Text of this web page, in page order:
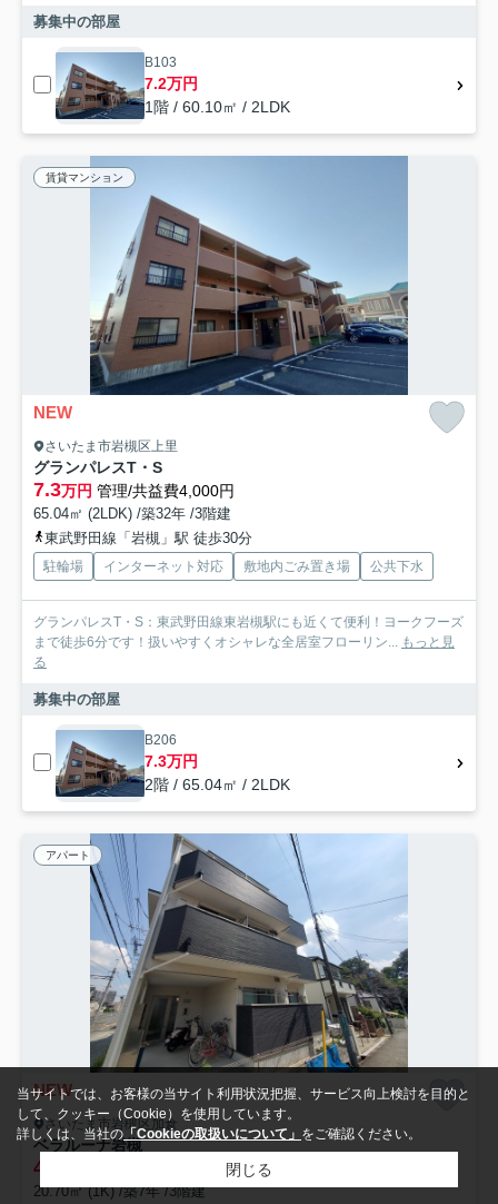
募集中の部屋
B103
7.2万円
1階 / 60.10㎡ / 2LDK
賃貸マンション
NEW
さいたま市岩槻区上里
グランパレスT・S
7.3万円 管理/共益費4,000円
65.04㎡ (2LDK) /築32年 /3階建
東武野田線「岩槻」駅 徒歩30分
駐輪場 インターネット対応 敷地内ごみ置き場 公共下水
グランパレスT・S：東武野田線東岩槻駅にも近くて便利！ヨークフーズ
まで徒歩6分です！扱いやすくオシャレな全居室フローリン...
もっと見
る
募集中の部屋
B206
7.3万円
2階 / 65.04㎡ / 2LDK
アパート
NEW
さいたま市岩槻区加倉
ベラルーナ岩槻
4.6 管理/共益費10,000円
20.70㎡ (1K) /築7年 /3階建
当サイトでは、お客様の当サイト利用状況把握、サービス向上検討を目的と
して、クッキー（Cookie）を使用しています。
詳しくは、当社の 「Cookieの取扱いについて」 をご確認ください。
閉じる